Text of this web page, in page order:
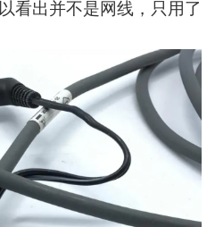
看出并不是网线，只用了